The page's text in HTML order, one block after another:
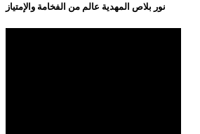
نور بلاص المهدية عالم من الفخامة والإمتياز